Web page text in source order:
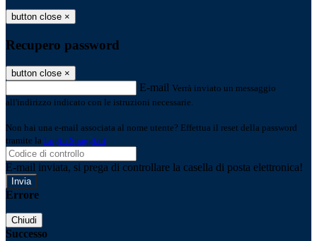
button close ×
Recupero password
button close ×
E-mail Verrà inviato un messaggio
all'indirizzo indicato con le istruzioni necessarie.
Non hai una e-mail associata al nome utente? Effettua il reset della password
tramite la Login Spaggiari
E-mail inviata, si prega di controllare la casella di posta elettronica!
Errore
Chiudi
Successo